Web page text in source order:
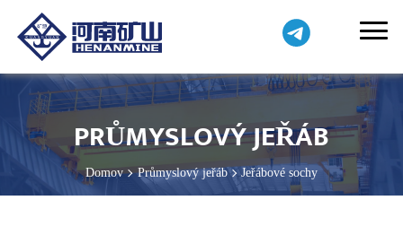
PRŮMYSLOVÝ JEŘÁB
Domov Průmyslový jeřáb Jeřábové sochy